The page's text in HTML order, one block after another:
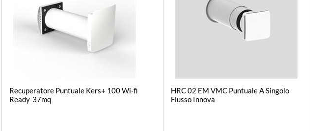
Recuperatore Puntuale Kers+ 100 Wi-fi
Ready-37mq
HRC 02 EM VMC Puntuale A Singolo
Flusso Innova